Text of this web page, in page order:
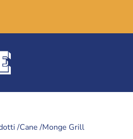
/Cane /Monge Grill